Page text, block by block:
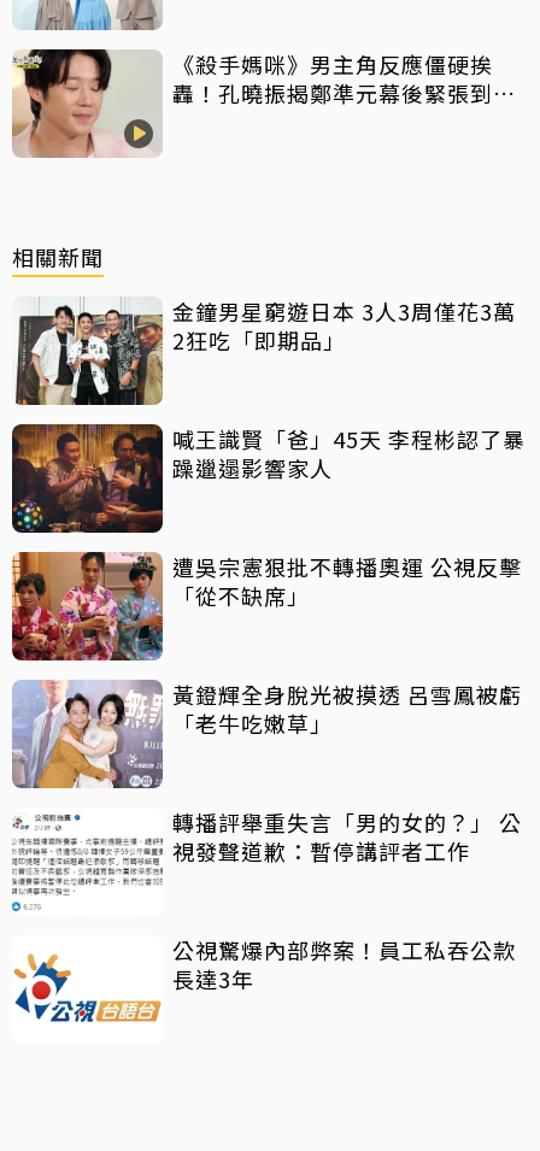
《殺手媽咪》男主角反應僵硬挨
轟！孔曉振揭鄭準元幕後緊張到
相關新聞
金鐘男星窮遊日本 3人3周僅花3萬
2狂吃「即期品」
喊王識賢「爸」45天 李程彬認了暴
躁邋遢影響家人
遭吳宗憲狠批不轉播奧運 公視反擊
「從不缺席」
黃鐙輝全身脫光被摸透 呂雪鳳被虧
「老牛吃嫩草」
轉播評舉重失言「男的女的？」 公
視發聲道歉：暫停講評者工作
公視驚爆內部弊案！員工私吞公款
長達3年